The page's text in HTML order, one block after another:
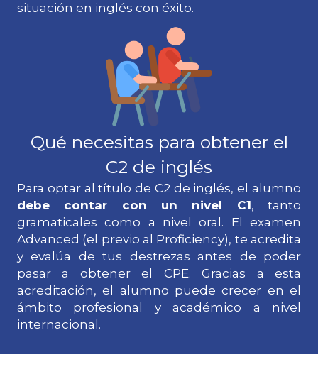
situación en inglés con éxito.
Qué necesitas para obtener el
C2 de inglés
Para optar al título de C2 de inglés, el alumno
debe contar con un nivel C1, tanto
gramaticales como a nivel oral. El examen
Advanced (el previo al Proficiency), te acredita
y evalúa de tus destrezas antes de poder
pasar a obtener el CPE. Gracias a esta
acreditación, el alumno puede crecer en el
ámbito profesional y académico a nivel
internacional.